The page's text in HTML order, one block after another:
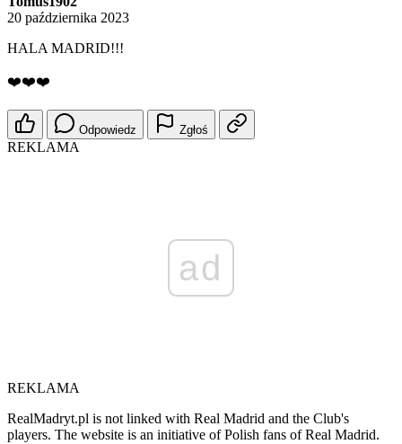
20 października 2023
HALA MADRID!!!
❤️❤️❤️
Odpowiedz Zgłoś
REKLAMA
ad
REKLAMA
RealMadryt.pl is not linked with Real Madrid and the Club's
players. The website is an initiative of Polish fans of Real Madrid.